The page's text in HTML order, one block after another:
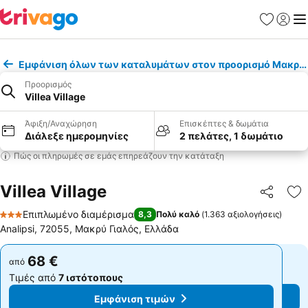
Εμφάνιση όλων των καταλυμάτων στον προορισμό Μακρύ
Προορισμός
Villea Village
Άφιξη/Αναχώρηση
Διάλεξε ημερομηνίες
Επισκέπτες & δωμάτια
2 πελάτες, 1 δωμάτιο
Πώς οι πληρωμές σε εμάς επηρεάζουν την κατάταξη
Villea Village
3 Αστέρια
Επιπλωμένο διαμέρισμα 8,3 Πολύ καλό (1.363 αξιολογήσεις)
Analipsi, 72055, Μακρύ Γιαλός, Ελλάδα
από 68 €
Τιμές από 7 ιστότοπους
Εμφάνιση τιμών
από 68 €
Τιμές από 7 ιστότοπους
Εμφάνιση τιμών